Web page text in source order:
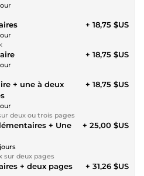
+ 18,75 $US
+ 18,75 $US
+ une à deux
deux ou trois pages
+ 18,75 $US
+ Une
sur deux pages
+ 25,00 $US
+ deux pages
+ 31,26 $US